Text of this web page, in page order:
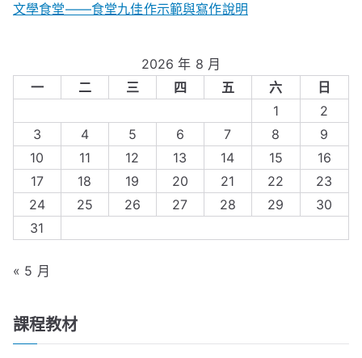
文學食堂——食堂九佳作示範與寫作說明
2026 年 8 月
一
二 三 四 五 六
日
1
2
3
4 5 6 7 8
9
10
11 12 13 14 15
16
17
18 19 20 21 22
23
24
25 26 27 28 29
30
31
« 5 月
課程教材